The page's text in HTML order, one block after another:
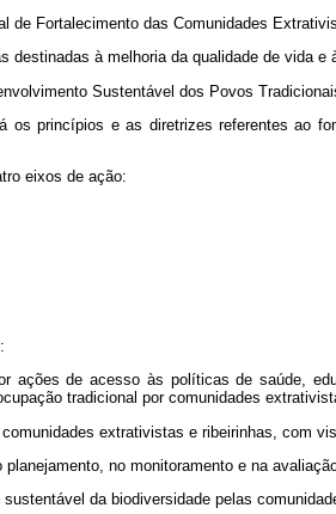
de Fortalecimento das Comunidades
destinadas à melhoria da qualidade de vida
Sustentável dos Povos
os princípios e as diretrizes referentes ao
eixos de ação:
ações de acesso às políticas de saúde,
tradicional por comunidades
extrativistas e ribeirinhas, com
planejamento, no monitoramento e na
da biodiversidade pelas